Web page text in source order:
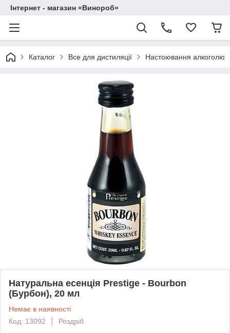
Інтернет - магазин «Винороб»
Каталог Все для дистиляції Настоювання алкоголю
Натуральна есенція Prestige - Bourbon
(Бурбон), 20 мл
Немає в наявності
Код: 13092
Роздріб